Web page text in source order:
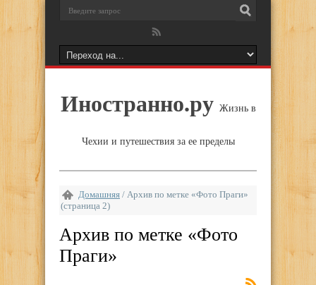
Иностранно.ру Жизнь в
Чехии и путешествия за ее пределы
Домашняя / Архив по метке «Фото Праги»
(страница 2)
Архив по метке «Фото
Праги»